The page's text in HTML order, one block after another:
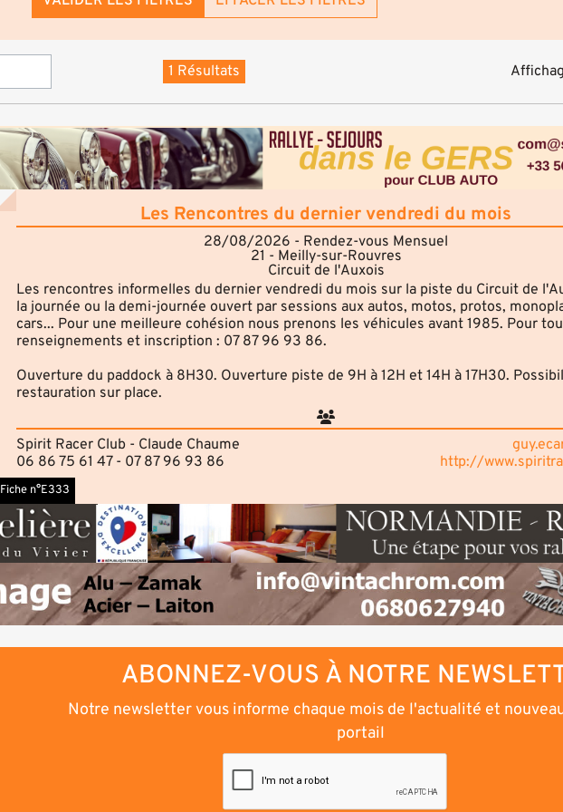
1 Résultats
Les Rencontres du dernier vendredi du mois
28/08/2026 - Rendez-vous Mensuel
21 - Meilly-sur-Rouvres
Circuit de l'Auxois
Les rencontres informelles du dernier vendredi du mois sur la piste du Circuit de
la journée ou la demi-journée ouvert par sessions aux autos, motos, protos,
cars... Pour une meilleure cohésion nous prenons les véhicules avant 1985. Pour
renseignements et inscription : 07 87 96 93 86.
Ouverture du paddock à 8H30. Ouverture piste de 9H à 12H et 14H à 17H30.
restauration sur place.
Spirit Racer Club - Claude Chaume
06 86 75 61 47 - 07 87 96 93 86
http://
Fiche n°E333
ABONNEZ-VOUS À NOTRE
Notre newsletter vous informe chaque mois de l'actualité et
portail